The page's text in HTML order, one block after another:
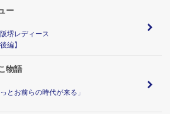
ー
堺レディース
編】
物語
とお前らの時代が来る」